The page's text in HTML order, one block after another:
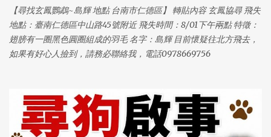
【尋找玄鳳鸚鵡~島輝 地點 台南市仁德區】 轉貼內容 玄鳳協尋 飛失
地點：臺南仁德區中山路45號附近 飛失時間：8/01下午兩點 特徵：
翅膀有一圈黑色圓圈組成的羽毛 名字：島輝 目前懷疑往北方飛去，
如果有好心人撿到，請務必聯絡我，電話0978669756